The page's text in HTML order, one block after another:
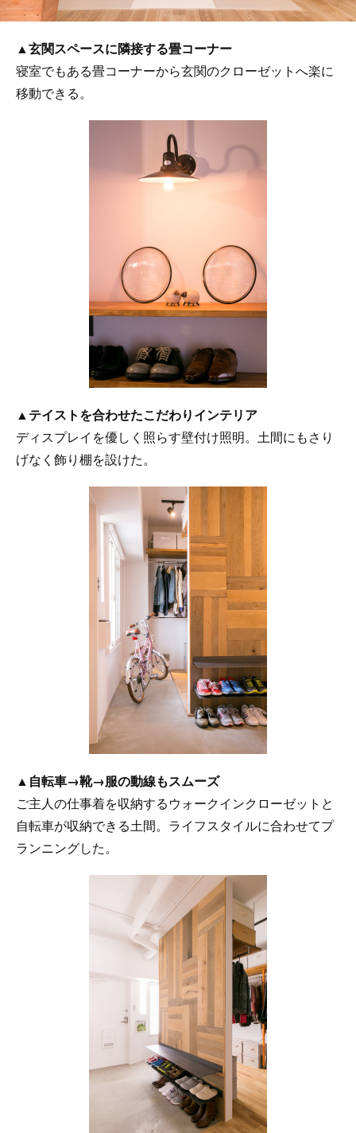
▲玄関スペースに隣接する畳コーナー
寝室でもある畳コーナーから玄関のクローゼットへ楽に
移動できる。
▲テイストを合わせたこだわりインテリア
ディスプレイを優しく照らす壁付け照明。土間にもさり
げなく飾り棚を設けた。
▲ 自転車→靴→服の動線もスムーズ
ご主人の仕事着を収納するウォークインクローゼットと
自転車が収納できる土間。ライフスタイルに合わせてプ
ランニングした。